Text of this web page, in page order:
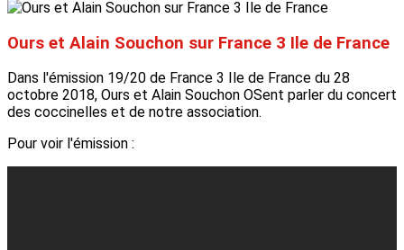
Ours et Alain Souchon sur France 3 Ile de France
Dans l'émission 19/20 de France 3 Ile de France du 28
octobre 2018, Ours et Alain Souchon OSent parler du concert
des coccinelles et de notre association.
Pour voir l'émission :